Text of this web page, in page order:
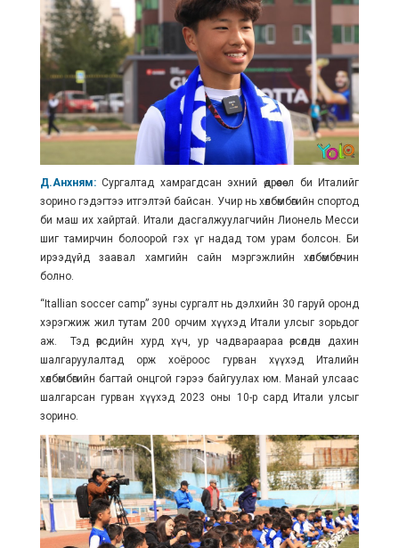
Д.Анхням:Сургалтад хамрагдсан эхний өдрөөсөө л би Италийг
зорино гэдэгтээ итгэлтэй байсан. Учир нь хөлбөмбөгийн спортод
би маш их хайртай. Итали дасгалжуулагчийн Лионель Месси
шиг тамирчин болоорой гэх үг надад том урам болсон. Би
ирээдүйд заавал хамгийн сайн мэргэжлийн хөлбөмбөгчин
болно.
“Itallian soccer camp” зуны сургалт нь дэлхийн 30 гаруй оронд
хэрэгжиж жил тутам 200 орчим хүүхэд Итали улсыг зорьдог
аж. Тэд өөрсдийн хурд хүч, ур чадвараараа өрсөлдөн дахин
шалгаруулалтад орж хоёроос гурван хүүхэд Италийн
хөлбөмбөгийн багтай онцгой гэрээ байгуулах юм. Манай улсаас
шалгарсан гурван хүүхэд 2023 оны 10-р сард Итали улсыг
зорино.